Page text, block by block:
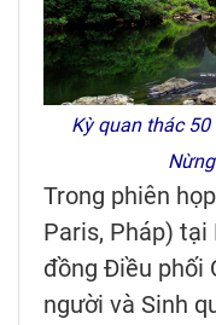
Kỳ quan thác
Trong phiên
Paris, Pháp) tại
đồng Điều phối
người và Sinh